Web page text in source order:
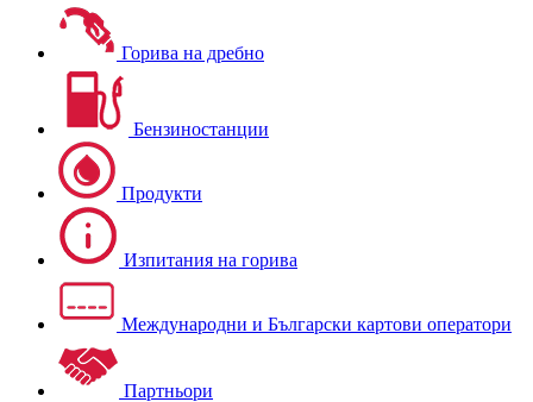
Горива на дребно
Бензиностанции
Продукти
Изпитания на горива
Международни и Български картови оператори
Партньори